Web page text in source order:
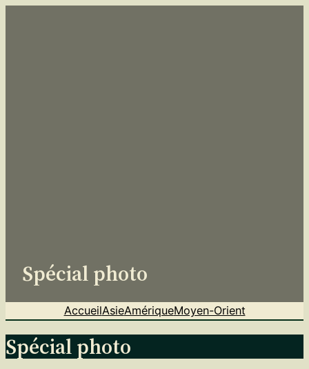
Spécial photo
AccueilAsieAmériqueMoyen-Orient
Spécial photo